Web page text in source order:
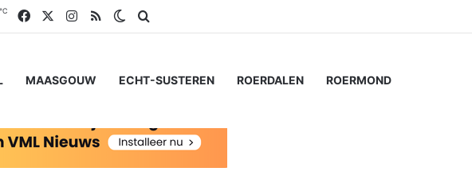
℃ FacebookInstagram
RSS Switch skin
MAASGOUW ECHT-SUSTEREN ROERDALEN ROERMOND